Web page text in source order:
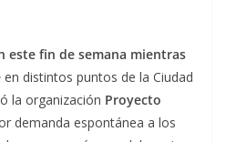
este fin de semana mientras
en distintos puntos de la Ciudad
la organización Proyecto
demanda espontánea a los